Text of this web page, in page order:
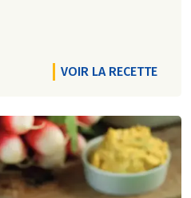
VOIR LA RECETTE